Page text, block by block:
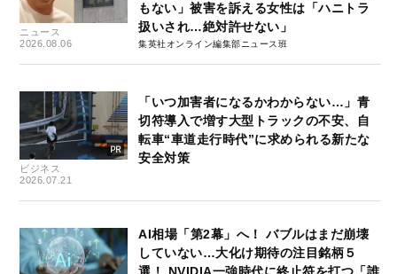
ニュース
2026.08.06
もない」被害を訴える女性は「ハニトラ
扱いされ…絶対許せない」
集英社オンライン編集部ニュース班
ビジネス
2026.07.21
「いつ加害者になるかわからない…」青
切符導入で増す大型トラックの不安、自
転車“車道走行時代”に求められる新たな
安全対策
AI相場「第2幕」へ！ バブルはまだ崩壊
していない…大化け期待の注目銘柄５
選！ NVIDIA一強時代に終止符を打つ「誰